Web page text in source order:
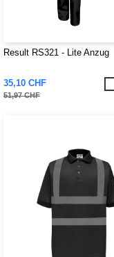
Result RS321 - Lite Anzug
35,10 CHF
51,97 CHF